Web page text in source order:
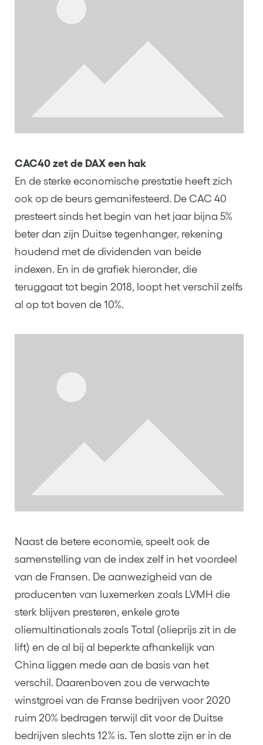
CAC40 zet de DAX een hak
En de sterke economische prestatie heeft zich
ook op de beurs gemanifesteerd. De CAC 40
presteert sinds het begin van het jaar bijna 5%
beter dan zijn Duitse tegenhanger, rekening
houdend met de dividenden van beide
indexen. En in de grafiek hieronder, die
teruggaat tot begin 2018, loopt het verschil zelfs
al op tot boven de 10%.
Naast de betere economie, speelt ook de
samenstelling van de index zelf in het voordeel
van de Fransen. De aanwezigheid van de
producenten van luxemerken zoals LVMH die
sterk blijven presteren, enkele grote
oliemultinationals zoals Total (olieprijs zit in de
lift) en de al bij al beperkte afhankelijk van
China liggen mede aan de basis van het
verschil. Daarenboven zou de verwachte
winstgroei van de Franse bedrijven voor 2020
ruim 20% bedragen terwijl dit voor de Duitse
bedrijven slechts 12% is. Ten slotte zijn er in de